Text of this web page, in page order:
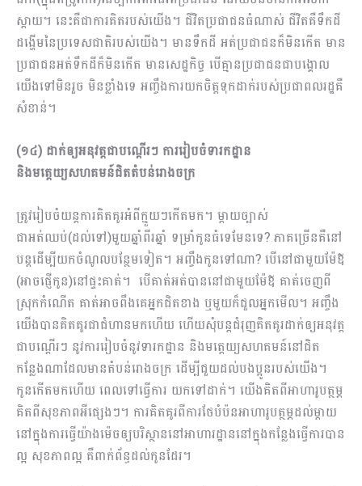
ស្តាយ។ នេះគឺជាការគិតរបស់យើង។ ជីវិតប្រជាជនធំណាស់ ជីវិតគឺទឹកដី
ដង្ហើមនៃប្រទេសជាតិរបស់យើង។ មានទឹកដី អត់ប្រជាជនក៏មិនកើត មាន
ប្រជាជនអត់ទឹកដីក៏មិនកើត មានសេដ្ឋកិច្ច បើគ្មានប្រជាជនជាបង្គោល
យើងទៅមិនរួច មិនខ្លាំងទេ អញ្ចឹងការយកចិត្តទុកដាក់របស់ប្រជាពលរដ្ឋគឺ
សំខាន់។
(១៤) ដាក់ឲ្យអនុវត្តជាបណ្តើរៗ ការរៀបចំទារកដ្ឋាន
និងមតេ្តយ្យសហគមន៍ជិតតំបន់រោងចក្រ
ត្រូវរៀបចំយន្តការគិតគូរអំពីក្មួយៗកើតមក។ ម្តាយច្បាស់
ជាអត់ឈប់(ដល់ទៅ)មួយឆ្នាំពីរឆ្នាំ ទម្រាំកូនធំទេមែនទេ? ភាគច្រើនគឺនៅ
បន្តដើម្បីយកចំណូលបន្ថែមទៀត។ អញ្ចឹងកូនទៅណា? បើនៅជាមួយម៉ែឪ
(អាចផ្ញើកូន)នៅផ្ទះគាត់។ បើគាត់អត់បាននៅជាមួយម៉ែឪ គាត់ចេញពី
ស្រុកកំណើត គាត់អាចពឹងគេអ្នកជិតខាង ឬមួយក៏ជួលអ្នកមើល។ អញ្ចឹង
យើងបានគិតគូរជាជំហានមកហើយ ហើយសុំបន្តជំរុញគិតគូរដាក់ឲ្យអនុវត្ត
ជាបណ្ដើរ​ៗ នូវការរៀបចំនូវទារកដ្ឋាន និងមតេ្តយ្យសហគមន៍នៅជិត
កន្លែងណាដែលមានតំបន់រោងចក្រ ដើម្បីជួយដល់បងប្អូនរបស់យើង។
កូនកើតមកហើយ ពេលទៅធ្វើការ យកទៅដាក់។ យើងគិតពីអាហារូបត្ថម្ភ
គិតពីសុខភាពអីផ្សេងៗ។ ការគិតគូរពីការថែបំប៉នអាហារូបត្ថម្ភដល់ម្ដាយ
នៅក្នុងការធ្វើយ៉ាងម៉េចឲ្យបរិស្ថាននៅអាហារដ្ឋាននៅក្នុងកន្លែងធ្វើការបាន
ល្អ សុខភាពល្អ គឺពាក់ព័ន្ធដល់កូនដែរ។ ​